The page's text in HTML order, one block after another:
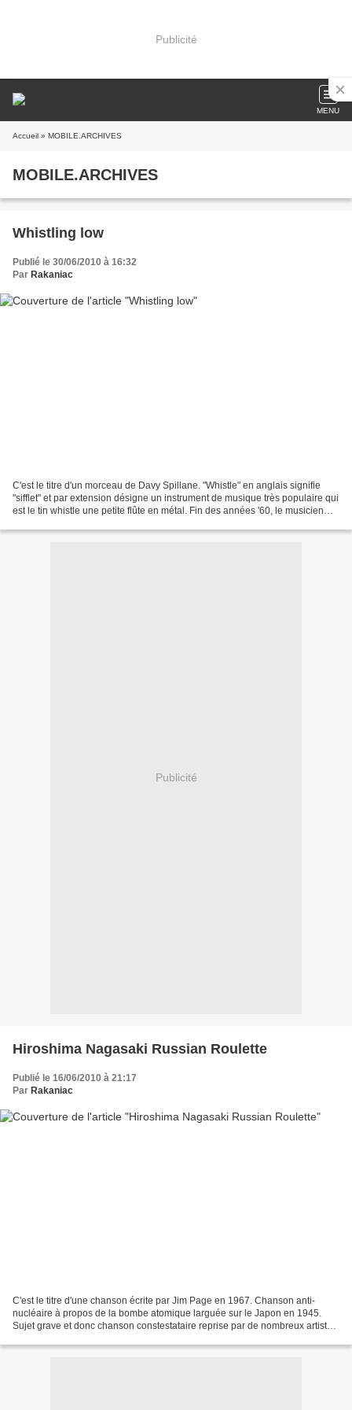
Publicité
MENU
Accueil » MOBILE.ARCHIVES
MOBILE.ARCHIVES
Whistling low
Publié le 30/06/2010 à 16:32
Par Rakaniac
C'est le titre d'un morceau de Davy Spillane. "Whistle" en anglais signifie
"sifflet" et par extension désigne un instrument de musique très populaire qui
est le tin whistle une petite flûte en métal. Fin des années '60, le musicien
Publicité
Hiroshima Nagasaki Russian Roulette
Publié le 16/06/2010 à 21:17
Par Rakaniac
C'est le titre d'une chanson écrite par Jim Page en 1967. Chanson anti-
nucléaire à propos de la bombe atomique larguée sur le Japon en 1945.
Sujet grave et donc chanson constestataire reprise par de nombreux artistes